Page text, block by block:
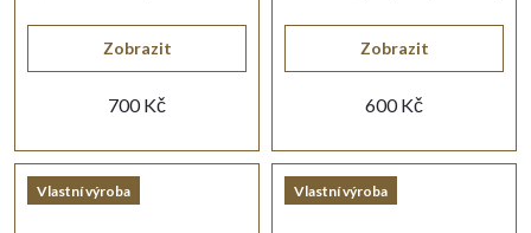
700 Kč
Zobrazit
600 Kč
Zobrazit
Vlastní výroba Vlastní výroba